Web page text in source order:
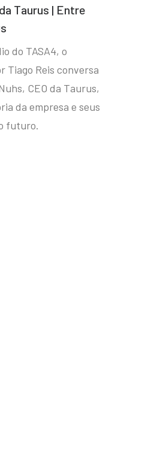
Taurus | Entre
do TASA4, o
Tiago Reis conversa
CEO da Taurus,
da empresa e seus
futuro.